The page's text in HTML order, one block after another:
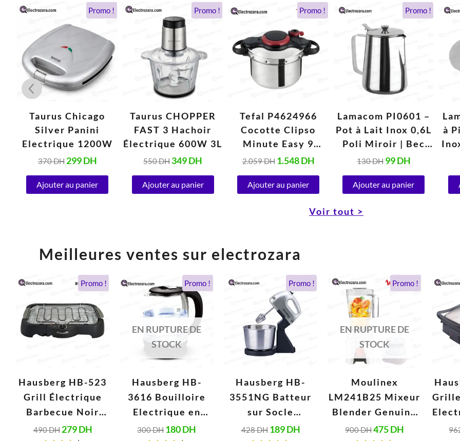
DH.
Promo !
Taurus Chicago
Silver Panini
Electrique 1200W
370DH
initial
370 DH.
299DH
Le
prix
est :
299 DH.
Ajouter au panier
Promo !
Taurus CHOPPER
FAST 3 Hachoir
Électrique 600W 3L
550DH
prix
initial
était :
550 DH.
349DH
Le
prix
349 DH.
Ajouter au panier
Promo !
Tefal P4624966
Cocotte Clipso
Minute Easy 9
Litres
2.059DH
initial
était :
2.059 DH.
1.548DH
Le
prix
est :
1.548 DH.
Ajouter au panier
Promo !
Lamacom PI0601 –
Pot à Lait Inox 0,6L
Poli Miroir | Bec
Verseur Précis,
Ergonomique et
130DH
initial
était :
130 DH.
99DH
Le
prix
Ajouter au panier
à
Voir tout >
Meilleures ventes sur electrozara
Promo !
Hausberg HB-523
Grill Électrique
Barbecue Noir
(2000W, 230V,
490DH
initial
était :
490 DH.
279DH
Le
prix
actuel
est :
279 DH.
Promo !
EN RUPTURE DE
STOCK
Hausberg HB-
3616 Bouilloire
Electrique en
Verre 2 Litres,
300DH
prix
initial
était :
300 DH.
180DH
Le
prix
actuel
est :
180 DH.
Promo !
Hausberg HB-
3551NG Batteur
sur Socle
Électrique avec
428DH
prix
initial
était :
428 DH.
189DH
Le
prix
actuel
est :
Promo !
EN RUPTURE DE
STOCK
Moulinex
LM241B25 Mixeur
Blender Genuine
1,75 Litres (500W,
900DH
prix
initial
était :
900 DH.
475DH
Le
prix
475 DH.